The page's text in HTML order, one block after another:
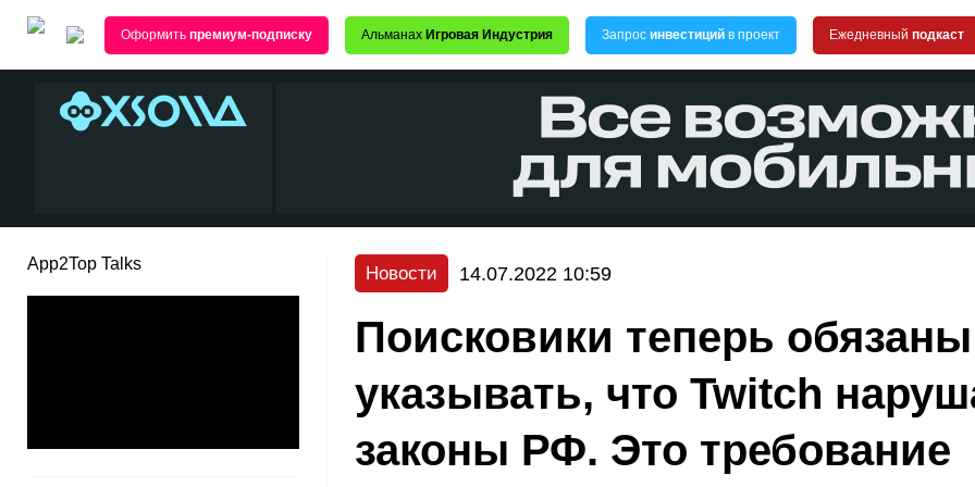
Оформить премиум-подписку Альманах Игровая Индустрия Запрос инвестиций в проект Ежедневный подкаст
App2Top Talks Новости 14.07.2022 10:59
Поисковики теперь обязаны
указывать, что Twitch
законы РФ. Это требование